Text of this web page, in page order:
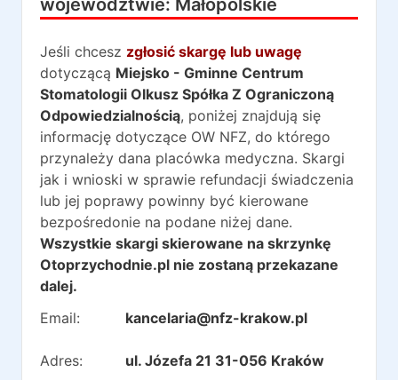
województwie: Małopolskie
Jeśli chcesz zgłosić skargę lub uwagę
dotyczącą Miejsko - Gminne Centrum
Stomatologii Olkusz Spółka Z Ograniczoną
Odpowiedzialnością, poniżej znajdują się
informację dotyczące OW NFZ, do którego
przynależy dana placówka medyczna. Skargi
jak i wnioski w sprawie refundacji świadczenia
lub jej poprawy powinny być kierowane
bezpośredonie na podane niżej dane.
Wszystkie skargi skierowane na skrzynkę
Otoprzychodnie.pl nie zostaną przekazane
dalej.
Email:
kancelaria@nfz-krakow.pl
Adres: ul. Józefa 21 31-056 Kraków